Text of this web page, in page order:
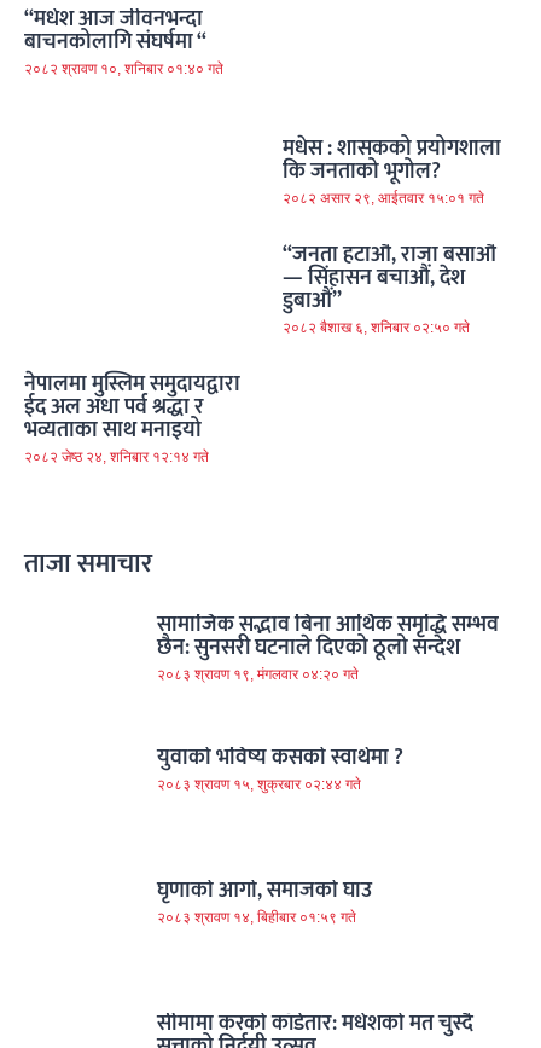
“मधेश आज जीवनभन्दा
बाचनकोलागि संघर्षमा “
२०८२ श्रावण १०, शनिबार ०१:४० गते
मधेस : शासकको प्रयोगशाला
कि जनताको भूगोल?
२०८२ असार २९, आईतवार १५:०१ गते
नेपालमा मुस्लिम समुदायद्वारा
ईद अल अधा पर्व श्रद्धा र
भव्यताका साथ मनाइयो
२०८२ जेष्ठ २४, शनिबार १२:१४ गते
“जनता हटाऔं, राजा बसाऔं
— सिंहासन बचाऔं, देश
डुबाऔं”
२०८२ बैशाख ६, शनिबार ०२:५० गते
ताजा समाचार
सामाजिक सद्भाव बिना आर्थिक समृद्धि सम्भव
छैन: सुनसरी घटनाले दिएको ठूलो सन्देश
२०८३ श्रावण १९, मंगलवार ०४:२० गते
युवाको भविष्य कसको स्वार्थमा ?
२०८३ श्रावण १५, शुक्रबार ०२:४४ गते
घृणाको आगो, समाजको घाउ
२०८३ श्रावण १४, बिहीबार ०१:५९ गते
सीमामा करको काँडेतार: मधेशको मत चुस्दै